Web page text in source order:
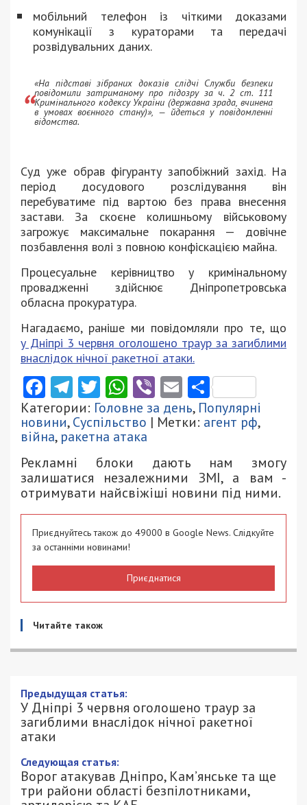
мобільний телефон із чіткими доказами
комунікації з кураторами та передачі
розвідувальних даних.
«На підставі зібраних доказів слідчі Служби безпеки
повідомили затриманому про підозру за ч. 2 ст. 111
Кримінального кодексу України (державна зрада, вчинена
в умовах воєнного стану)», — йдеться у повідомленні
відомства.
Суд уже обрав фігуранту запобіжний захід. На
період досудового розслідування він
перебуватиме під вартою без права внесення
застави. За скоєне колишньому військовому
загрожує максимальне покарання — довічне
позбавлення волі з повною конфіскацією майна.
Процесуальне керівництво у кримінальному
провадженні здійснює Дніпропетровська
обласна прокуратура.
Нагадаємо, раніше ми повідомляли про те, що
у Дніпрі 3 червня оголошено траур за загиблими
внаслідок нічної ракетної атаки.
Facebook
Telegram
Twitter
WhatsApp
ViberEmail
Категории: Головне за день, Популярні
новини,Суспільство | Метки: агент рф,
війна, ракетна атака
Рекламні блоки дають нам змогу
залишатися незалежними ЗМІ, а вам -
отримувати найсвіжіші новини під ними.
Приєднуйтесь також до 49000 в Google News. Слідкуйте
за останніми новинами!
Приєднатися
Читайте також
У Дніпрі 3 червня оголошено траур за
загиблими внаслідок нічної ракетної
атаки
2/06/2026 - 16:30
ПЕТРО ЩУКІН - СПЕЦИАЛЬНО ДЛЯ
49000.COM.UA
552